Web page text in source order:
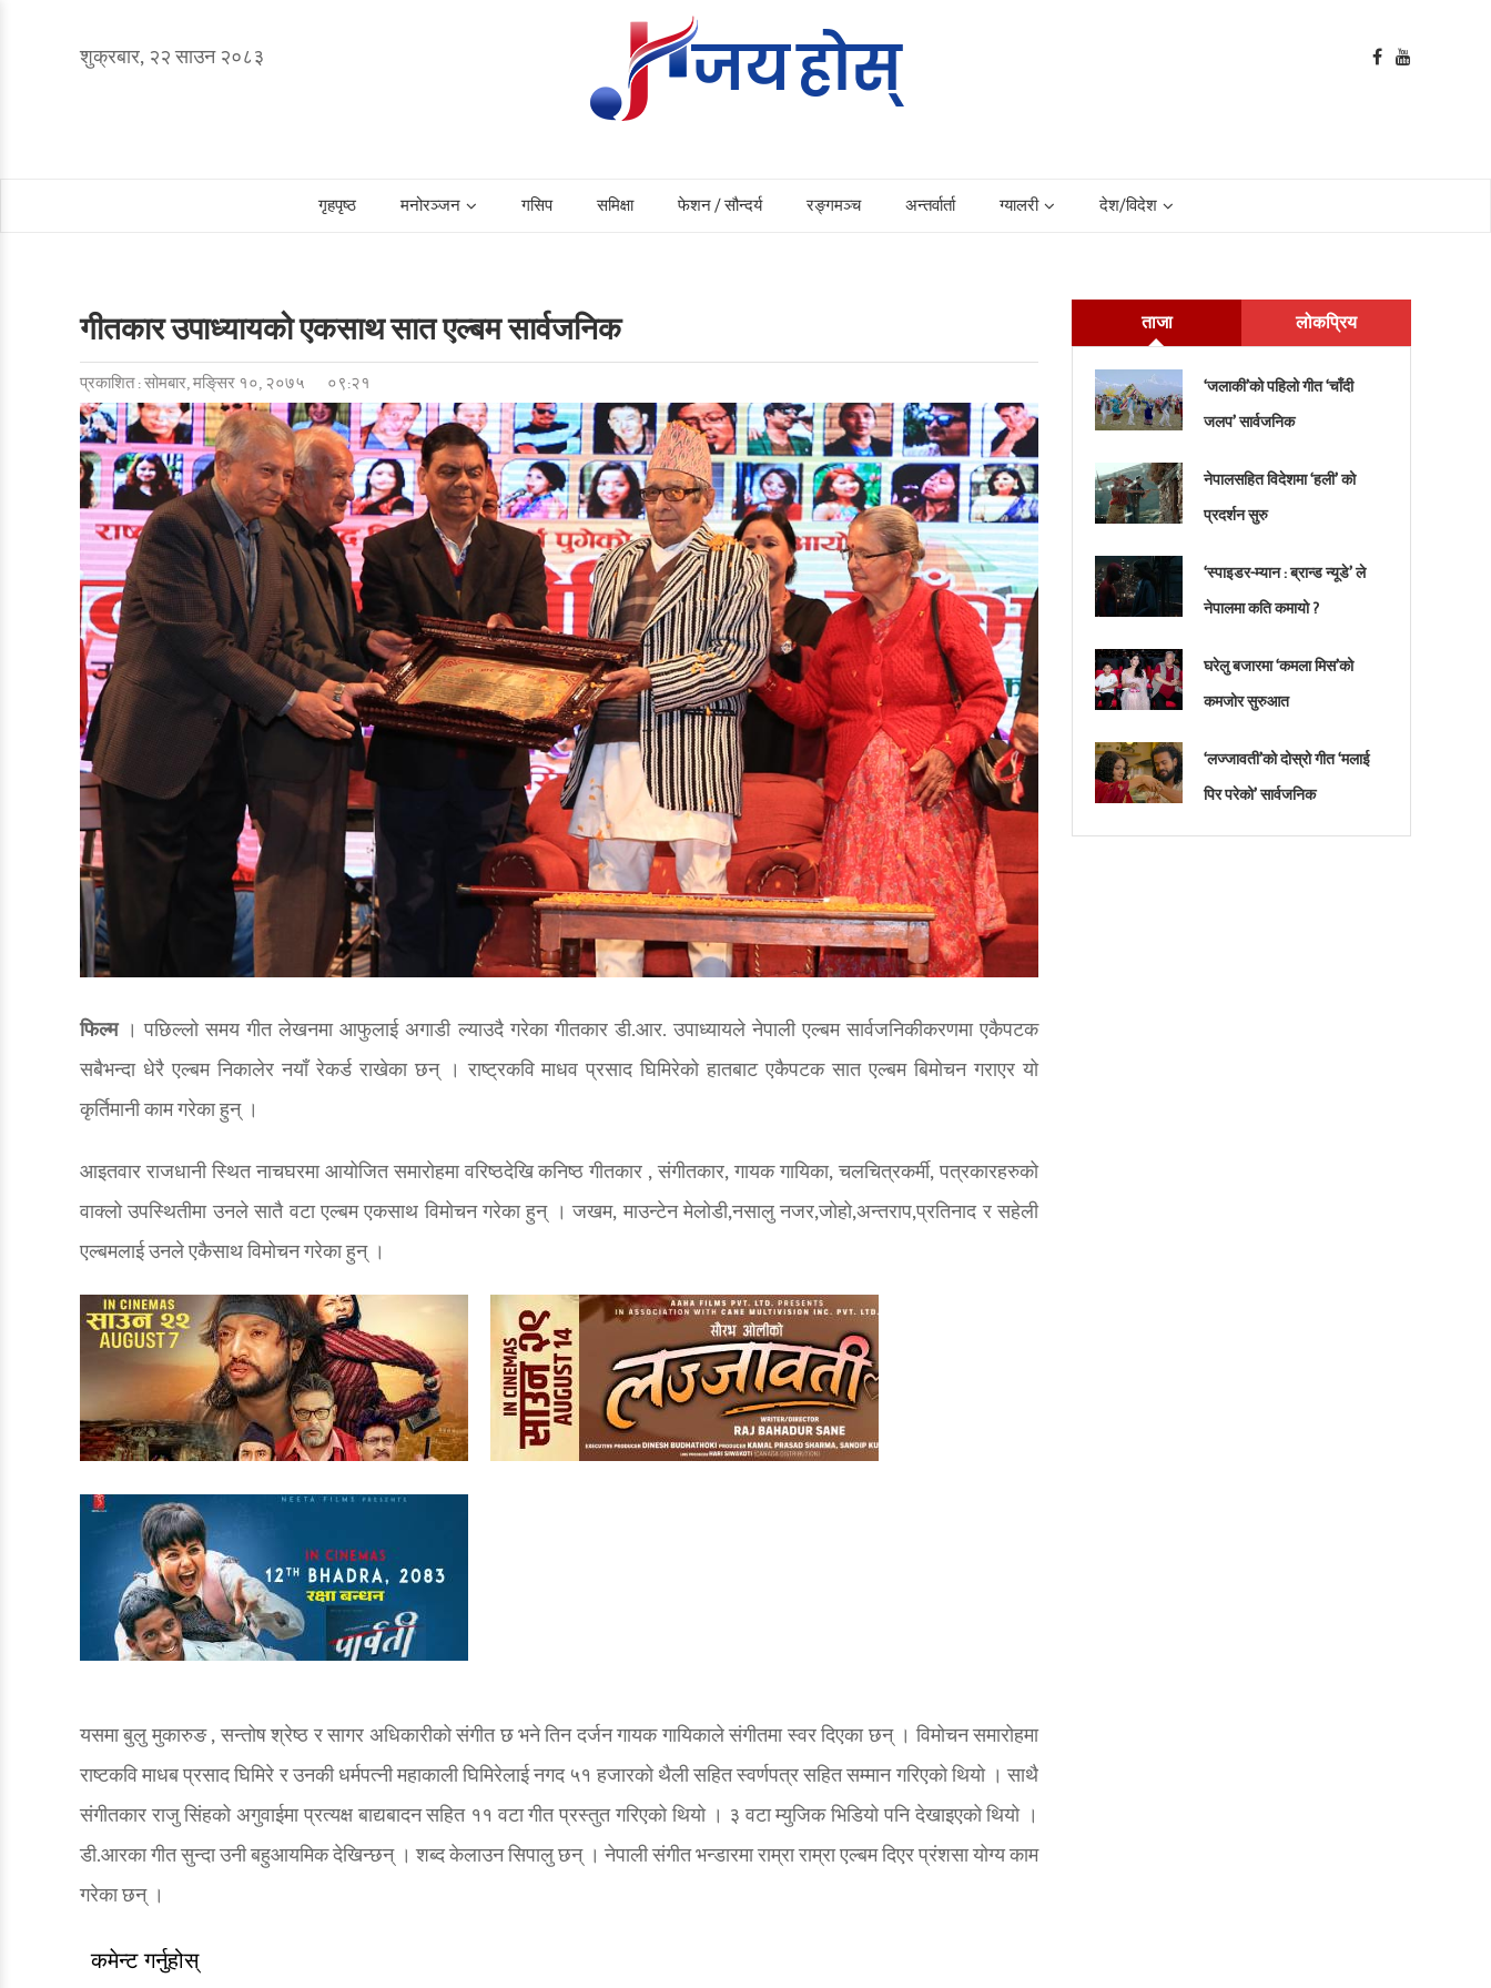
शुक्रबार, २२ साउन २०८३
गृहपृष्ठ मनोरञ्जन गसिप समिक्षा फेशन / सौन्दर्य रङ्गमञ्च अन्तर्वार्ता ग्यालरी देश/विदेश
गीतकार उपाध्यायको एकसाथ सात एल्बम सार्वजनिक
प्रकाशित : सोमबार, मङि्सर १०, २०७५ ०९:२१
फिल्म । पछिल्लो समय गीत लेखनमा आफुलाई अगाडी ल्याउदै गरेका गीतकार डी.आर. उपाध्यायले नेपाली एल्बम सार्वजनिकीकरणमा एकैपटक
सबैभन्दा धेरै एल्बम निकालेर नयाँ रेकर्ड राखेका छन् । राष्ट्रकवि माधव प्रसाद घिमिरेको हातबाट एकैपटक सात एल्बम बिमोचन गराएर यो
कृर्तिमानी काम गरेका हुन् ।
आइतवार राजधानी स्थित नाचघरमा आयोजित समारोहमा वरिष्ठदेखि कनिष्ठ गीतकार , संगीतकार, गायक गायिका, चलचित्रकर्मी, पत्रकारहरुको
वाक्लो उपस्थितीमा उनले सातै वटा एल्बम एकसाथ विमोचन गरेका हुन् । जखम, माउन्टेन मेलोडी,नसालु नजर,जोहो,अन्तराप,प्रतिनाद र सहेली
एल्बमलाई उनले एकैसाथ विमोचन गरेका हुन् ।
यसमा बुलु मुकारुङ , सन्तोष श्रेष्ठ र सागर अधिकारीको संगीत छ भने तिन दर्जन गायक गायिकाले संगीतमा स्वर दिएका छन् । विमोचन समारोहमा
राष्टकवि माधब प्रसाद घिमिरे र उनकी धर्मपत्नी महाकाली घिमिरेलाई नगद ५१ हजारको थैली सहित स्वर्णपत्र सहित सम्मान गरिएको थियो । साथै
संगीतकार राजु सिंहको अगुवाईमा प्रत्यक्ष बाद्यबादन सहित ११ वटा गीत प्रस्तुत गरिएको थियो । ३ वटा म्युजिक भिडियो पनि देखाइएको थियो ।
डी.आरका गीत सुन्दा उनी बहुआयमिक देखिन्छन् । शब्द केलाउन सिपालु छन् । नेपाली संगीत भन्डारमा राम्रा राम्रा एल्बम दिएर प्रंशसा योग्य काम
गरेका छन् ।
कमेन्ट गर्नुहोस्
ताजा लोकप्रिय
‘जलाकी’को पहिलो गीत ‘चाँदी
जलप’ सार्वजनिक
नेपालसहित विदेशमा ‘हली’ को
प्रदर्शन सुरु
‘स्पाइडर-म्यान : ब्रान्ड न्यूडे’ ले
नेपालमा कति कमायो ?
घरेलु बजारमा ‘कमला मिस’को
कमजोर सुरुआत
‘लज्जावती’को दोस्रो गीत ‘मलाई
पिर परेको’ सार्वजनिक